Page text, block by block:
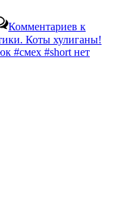
Комментариев к
Коты хулиганы!
#смех #short нет